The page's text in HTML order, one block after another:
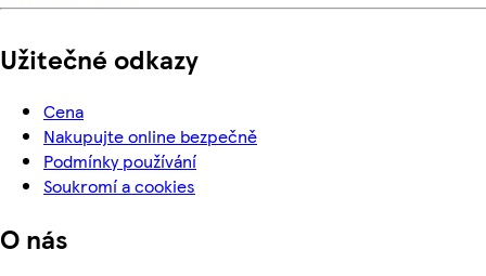
Užitečné odkazy
Cena
Nakupujte online bezpečně
Podmínky používání
Soukromí a cookies
O nás